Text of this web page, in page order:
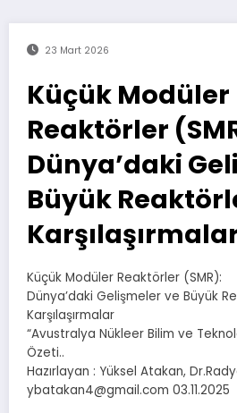
23 Mart 2026
Küçük Modüler
Reaktörler
Dünya’daki
Büyük
Küçük Modüler Reaktörler (SMR):
Dünya’daki Gelişmeler ve Büyük
Karşılaşırmalar
“Avustralya Nükleer Bilim ve
Özeti..
Hazırlayan : Yüksel Atakan,
ybatakan4@gmail.com 03.11.2025